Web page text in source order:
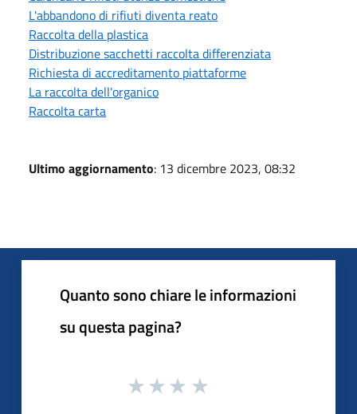
L'abbandono di rifiuti diventa reato
Raccolta della plastica
Distribuzione sacchetti raccolta differenziata
Richiesta di accreditamento piattaforme
La raccolta dell'organico
Raccolta carta
Ultimo aggiornamento: 13 dicembre 2023, 08:32
Quanto sono chiare le informazioni
su questa pagina?